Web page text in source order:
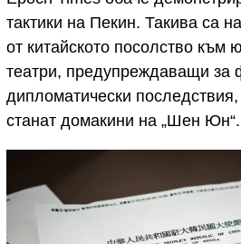
тактики на Пекин. Такива са
от китайското посолство към
театри, предупреждаващи за
дипломатически
станат домакини на „Шен Юн“.